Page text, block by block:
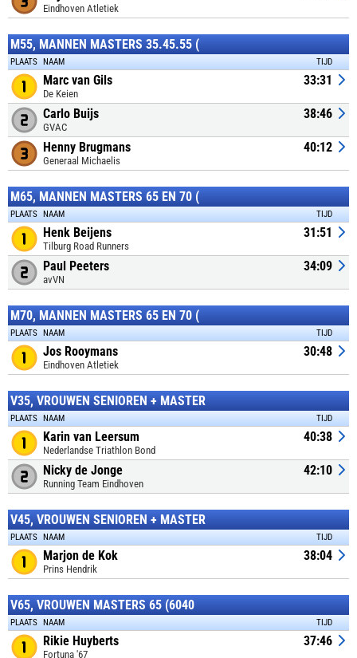
Eindhoven Atletiek
M55, MANNEN MASTERS 35.45.55 (
PLAATS NAAM TIJD
Marc van Gils
De Keien
33:31
Carlo Buijs
GVAC
38:46
Henny Brugmans
Generaal Michaelis
40:12
M65, MANNEN MASTERS 65 EN 70 (
PLAATS NAAM TIJD
Henk Beijens
Tilburg Road Runners
31:51
Paul Peeters
avVN
34:09
M70, MANNEN MASTERS 65 EN 70 (
PLAATS NAAM TIJD
Jos Rooymans
Eindhoven Atletiek
30:48
V35, VROUWEN SENIOREN + MASTER
PLAATS NAAM TIJD
Karin van Leersum
Nederlandse Triathlon Bond
40:38
Nicky de Jonge
Running Team Eindhoven
42:10
V45, VROUWEN SENIOREN + MASTER
PLAATS NAAM TIJD
Marjon de Kok
Prins Hendrik
38:04
V65, VROUWEN MASTERS 65 (6040
PLAATS NAAM TIJD
Rikie Huyberts
Fortuna '67
37:46